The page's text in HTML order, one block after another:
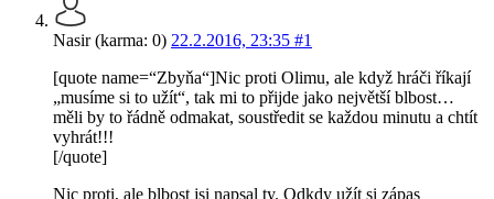
Nasir (karma: 0) 22.2.2016, 23:35 #1
[quote name=“Zbyňa“]Nic proti Olimu, ale když hráči říkají
„musíme si to užít“, tak mi to přijde jako největší blbost…
měli by to řádně odmakat, soustředit se každou minutu a chtít
vyhrát!!!
[/quote]
Nic proti, ale blbost jsi napsal ty. Odkdy užít si zápas